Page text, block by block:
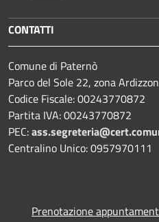
CONTATTI
Comune di Paternò
Parco del Sole 22, zona
Codice Fiscale: 00243770872
Partita IVA: 00243770872
PEC:
Centralino Unico: 0957970111
Prenotazione